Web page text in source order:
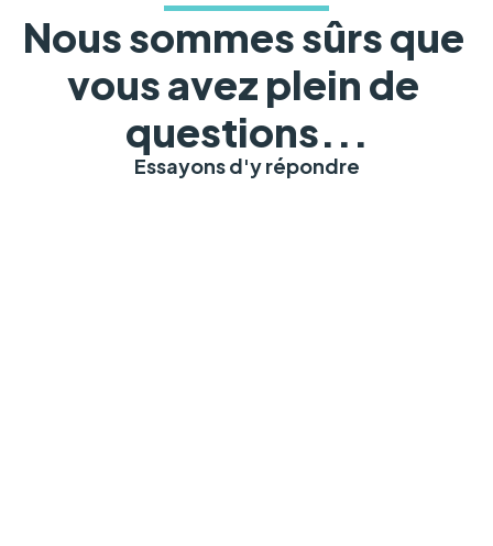
Nous sommes sûrs que
vous avez plein de
questions...
Essayons d'y répondre